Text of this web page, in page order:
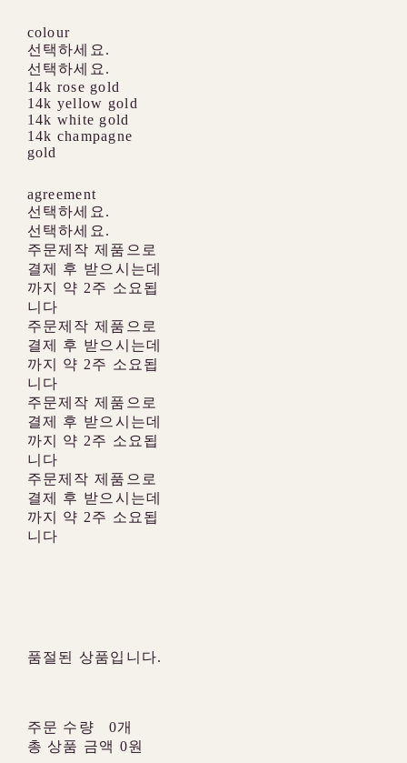
colour
선택하세요.
선택하세요.
14k rose gold
14k yellow gold
14k white gold
14k champagne
gold
agreement
선택하세요.
선택하세요.
주문제작 제품으로
결제 후 받으시는데
까지 약 2주 소요됩
니다
주문제작 제품으로
결제 후 받으시는데
까지 약 2주 소요됩
니다
주문제작 제품으로
결제 후 받으시는데
까지 약 2주 소요됩
니다
주문제작 제품으로
결제 후 받으시는데
까지 약 2주 소요됩
니다
품절된 상품입니다.
주문 수량
0개
총 상품 금액 0원